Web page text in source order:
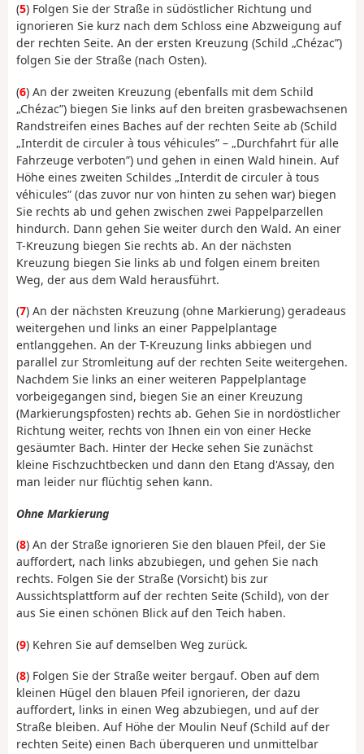
(5) Folgen Sie der Straße in südöstlicher Richtung und
ignorieren Sie kurz nach dem Schloss eine Abzweigung auf
der rechten Seite. An der ersten Kreuzung (Schild „Chézac”)
folgen Sie der Straße (nach Osten).
(6) An der zweiten Kreuzung (ebenfalls mit dem Schild
„Chézac”) biegen Sie links auf den breiten grasbewachsenen
Randstreifen eines Baches auf der rechten Seite ab (Schild
„Interdit de circuler à tous véhicules” – „Durchfahrt für alle
Fahrzeuge verboten”) und gehen in einen Wald hinein. Auf
Höhe eines zweiten Schildes „Interdit de circuler à tous
véhicules” (das zuvor nur von hinten zu sehen war) biegen
Sie rechts ab und gehen zwischen zwei Pappelparzellen
hindurch. Dann gehen Sie weiter durch den Wald. An einer
T-Kreuzung biegen Sie rechts ab. An der nächsten
Kreuzung biegen Sie links ab und folgen einem breiten
Weg, der aus dem Wald herausführt.
(7) An der nächsten Kreuzung (ohne Markierung) geradeaus
weitergehen und links an einer Pappelplantage
entlanggehen. An der T-Kreuzung links abbiegen und
parallel zur Stromleitung auf der rechten Seite weitergehen.
Nachdem Sie links an einer weiteren Pappelplantage
vorbeigegangen sind, biegen Sie an einer Kreuzung
(Markierungspfosten) rechts ab. Gehen Sie in nordöstlicher
Richtung weiter, rechts von Ihnen ein von einer Hecke
gesäumter Bach. Hinter der Hecke sehen Sie zunächst
kleine Fischzuchtbecken und dann den Etang d'Assay, den
man leider nur flüchtig sehen kann.
Ohne Markierung
(8) An der Straße ignorieren Sie den blauen Pfeil, der Sie
auffordert, nach links abzubiegen, und gehen Sie nach
rechts. Folgen Sie der Straße (Vorsicht) bis zur
Aussichtsplattform auf der rechten Seite (Schild), von der
aus Sie einen schönen Blick auf den Teich haben.
(9) Kehren Sie auf demselben Weg zurück.
(8) Folgen Sie der Straße weiter bergauf. Oben auf dem
kleinen Hügel den blauen Pfeil ignorieren, der dazu
auffordert, links in einen Weg abzubiegen, und auf der
Straße bleiben. Auf Höhe der Moulin Neuf (Schild auf der
rechten Seite) einen Bach überqueren und unmittelbar